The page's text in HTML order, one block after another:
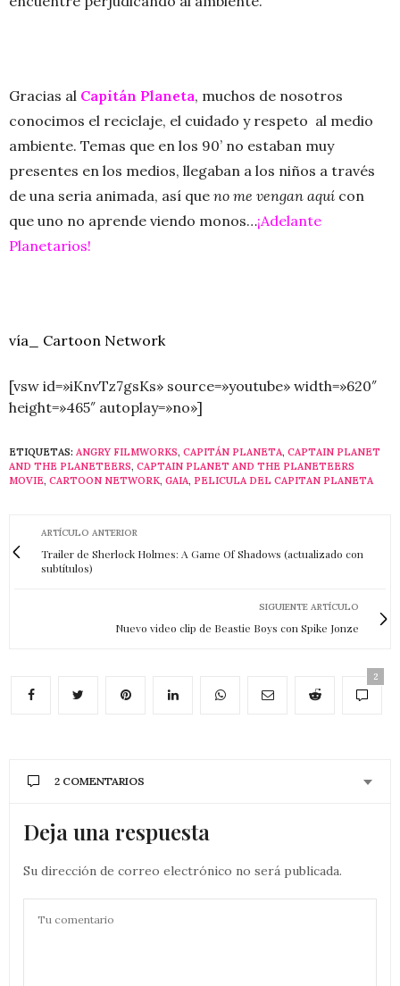
Gracias al Capitán Planeta, muchos de nosotros
conocimos el reciclaje, el cuidado y respeto al medio
ambiente. Temas que en los 90’ no estaban muy
presentes en los medios, llegaban a los niños a través
de una seria animada, así que no me vengan aquí con
que uno no aprende viendo monos…¡Adelante
Planetarios!
vía_ Cartoon Network
[vsw id=»iKnvTz7gsKs» source=»youtube» width=»620″
height=»465″ autoplay=»no»]
ETIQUETAS: ANGRY FILMWORKS, CAPITÁN PLANETA, CAPTAIN PLANET
AND THE PLANETEERS, CAPTAIN PLANET AND THE PLANETEERS
MOVIE, CARTOON NETWORK, GAIA, PELICULA DEL CAPITAN PLANETA
ARTÍCULO ANTERIOR
Trailer de Sherlock Holmes: A Game Of Shadows (actualizado con
subtítulos)
SIGUIENTE ARTÍCULO
Nuevo video clip de Beastie Boys con Spike Jonze
2
2 COMENTARIOS
Deja una respuesta
Su dirección de correo electrónico no será publicada.